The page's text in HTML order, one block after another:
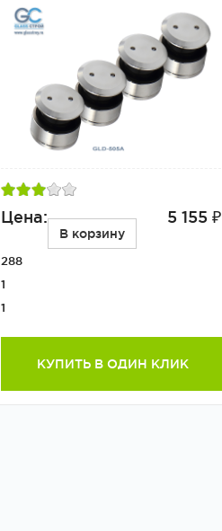
Цена: 5 155 ₽
В корзину
288
1
1
КУПИТЬ В ОДИН КЛИК